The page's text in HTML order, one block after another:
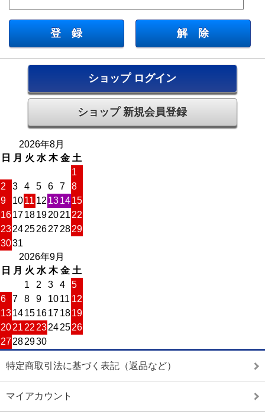
ショップ ログイン
ショップ 新規会員登録
2026年8月
日
月 火 水 木 金 土
1
2
3 4 5 6 7
8
9
1011 12 131415
161718192021 22
23242526272829
3031
2026年9月
日
月 火 水 木 金 土
1
2 3 4
5
6
7 8 9 1011 12
13141516171819
2021 22 23242526
27282930
特定商取引法に基づく表記（返品など）
マイアカウント